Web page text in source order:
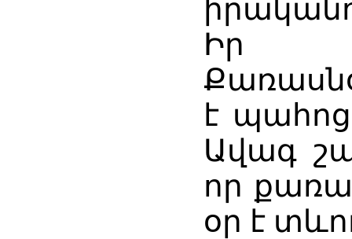
Իր
է
Ավագ
որ
օր է